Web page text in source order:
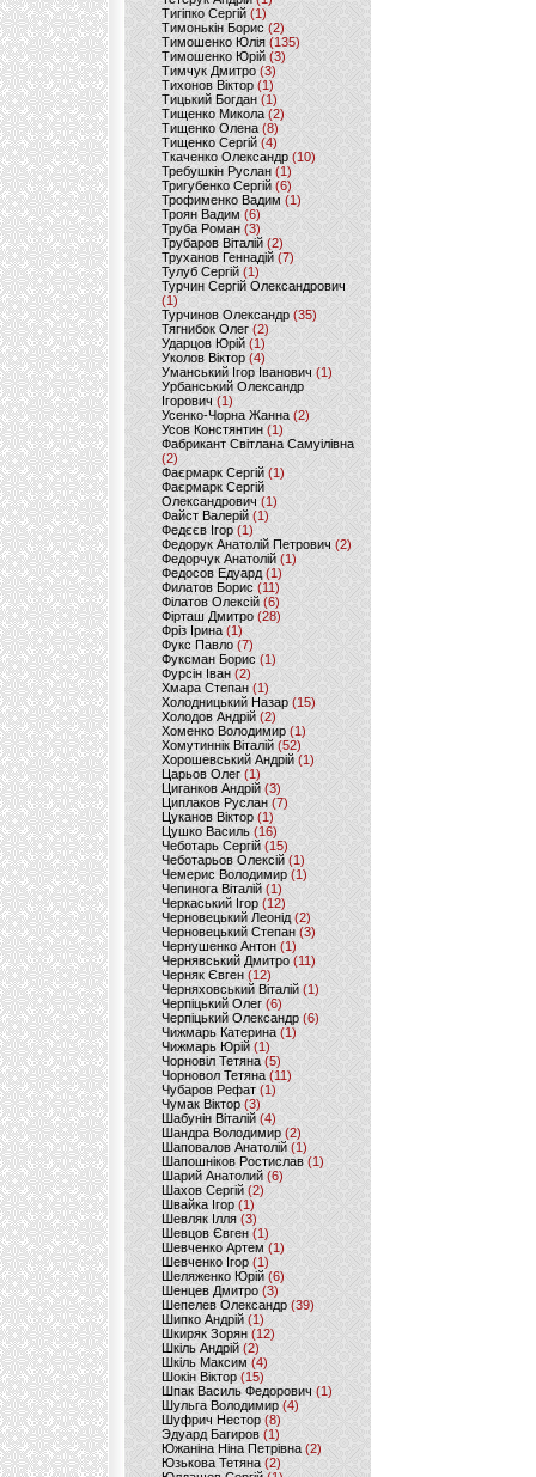
Тигіпко Сергій(1)
Тимонькін Борис (2)
Тимошенко Юлія (135)
Тимошенко Юрій(3)
Тимчук Дмитро (3)
Тихонов Віктор (1)
Тицький Богдан (1)
Тищенко Микола (2)
Тищенко Олена (8)
Тищенко Сергій (4)
Ткаченко Олександр (10)
Требушкін Руслан (1)
Тригубенко Сергій(6)
Трофименко Вадим (1)
Троян Вадим (6)
Труба Роман(3)
Трубаров Віталій (2)
Труханов Геннадій (7)
Тулуб Сергій(1)
Турчин Сергій Олександрович
(1)
Турчинов Олександр(35)
Тягнибок Олег (2)
Ударцов Юрій (1)
Уколов Віктор(4)
Уманський Ігор Іванович(1)
Урбанський Олександр
Ігорович (1)
Усенко-Чорна Жанна (2)
Усов Констянтин(1)
Фабрикант Світлана Самуілівна
(2)
Фаєрмарк Сергій(1)
Фаєрмарк Сергій
Олександрович (1)
Файст Валерій(1)
Федєєв Ігор (1)
Федорук Анатолій Петрович (2)
Федорчук Анатолій (1)
Федосов Едуард (1)
Филатов Борис (11)
Філатов Олексій (6)
Фірташ Дмитро (28)
Фріз Ірина (1)
Фукс Павло (7)
Фуксман Борис (1)
Фурсін Іван (2)
Хмара Степан(1)
Холодницький Назар(15)
Холодов Андрій (2)
Хоменко Володимир (1)
Хомутиннік Віталій (52)
Хорошевський Андрій (1)
Царьов Олег (1)
Циганков Андрій (3)
Циплаков Руслан(7)
Цуканов Віктор (1)
Цушко Василь (16)
Чеботарь Сергій (15)
Чеботарьов Олексій (1)
Чемерис Володимир (1)
Чепинога Віталій (1)
Черкаський Ігор (12)
Черновецький Леонід(2)
Черновецький Степан (3)
Чернушенко Антон (1)
Чернявський Дмитро(11)
Черняк Євген(12)
Черняховський Віталій (1)
Черпіцький Олег (6)
Черпіцький Олександр (6)
Чижмарь Катерина (1)
Чижмарь Юрій (1)
Чорновіл Тетяна (5)
Чорновол Тетяна (11)
Чубаров Рефат (1)
Чумак Віктор(3)
Шабунін Віталій (4)
Шандра Володимир (2)
Шаповалов Анатолій(1)
Шапошніков Ростислав(1)
Шарий Анатолий(6)
Шахов Сергій(2)
Швайка Ігор (1)
Шевляк Ілля (3)
Шевцов Євген (1)
Шевченко Артем(1)
Шевченко Ігор(1)
Шеляженко Юрій (6)
Шенцев Дмитро (3)
Шепелев Олександр (39)
Шипко Андрій(1)
Шкиряк Зорян(12)
Шкіль Андрій(2)
Шкіль Максим (4)
Шокін Віктор (15)
Шпак Василь Федорович (1)
Шульга Володимир (4)
Шуфрич Нестор(8)
Эдуард Багиров (1)
Южаніна Ніна Петрівна (2)
Юзькова Тетяна(2)